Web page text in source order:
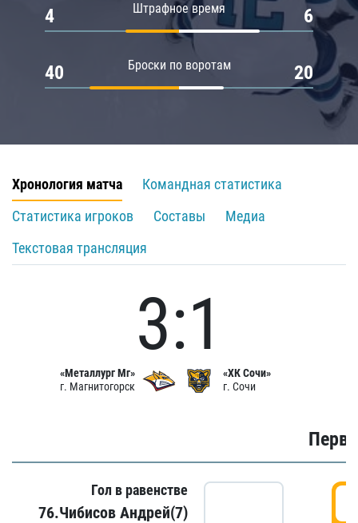
Штрафное время
4 6
Броски по воротам
40 20
Хронология матча
Командная статистика
Статистика игроков
Составы
Медиа
Текстовая трансляция
«Металлург Мг»
г. Магнитогорск
3:1
«ХК Сочи»
г. Сочи
Гол в равенстве
76.Чибисов Андрей(7)